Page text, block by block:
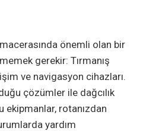
önemli olan bir
gerekir: Tırmanış
ve navigasyon cihazları.
çözümler ile dağcılık
ekipmanlar, rotanızdan
yardım